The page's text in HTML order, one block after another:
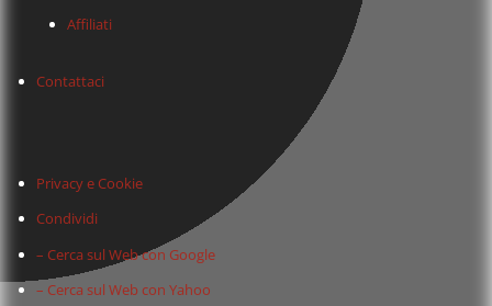
Affiliati
Contattaci
Privacy e Cookie
Condividi
– Cerca sul Web con Google
– Cerca sul Web con Yahoo